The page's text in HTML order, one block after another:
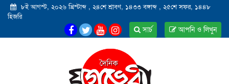
৮ই আগস্ট, ২০২৬ খ্রিস্টাব্দ , ২৪শে শ্রাবণ, ১৪৩৩ বঙ্গাব্দ , ২৫শে সফর, ১৪৪৮
হিজরি
আপনি ও লিখুন
সার্চ